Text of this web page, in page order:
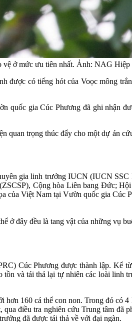
vệ ở mức ưu tiên nhất. Ảnh: NAG
được có tiếng hót của Voọc mông
quốc gia Cúc Phương đã ghi nhận
quan trọng thúc đẩy cho một dự án
gia linh trưởng IUCN (IUCN SSC
Cộng hòa Liên bang Đức;
của Việt Nam tại Vườn quốc gia Cúc
ở đây đều là tang vật của những vụ
Cúc Phương được thành lập. Kể
và tái thả lại tự nhiên các loài linh
160 cá thể con non. Trong đó có
điều tra nghiên cứu Trung tâm đã
đã được tái thả về với đại ngàn.